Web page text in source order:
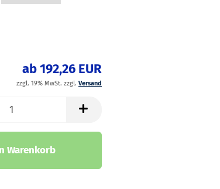
ab 192,26 EUR
zzgl. 19% MwSt. zzgl. Versand
Warenkorb